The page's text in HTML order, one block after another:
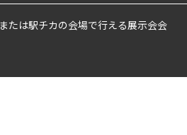
たは駅チカの会場で行える展示会会